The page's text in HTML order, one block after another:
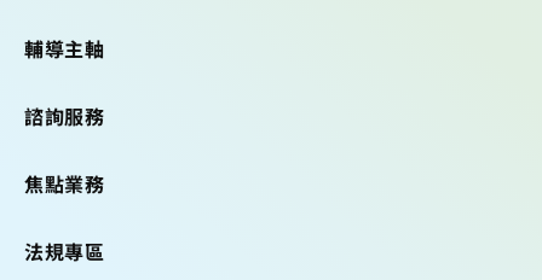
輔導主軸
諮詢服務
焦點業務
法規專區